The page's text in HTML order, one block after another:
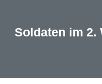
Soldaten im 2.